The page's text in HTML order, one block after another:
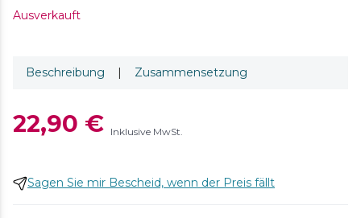
Ausverkauft
Beschreibung | Zusammensetzung
22,90 € Inklusive MwSt.
Sagen Sie mir Bescheid, wenn der Preis fällt